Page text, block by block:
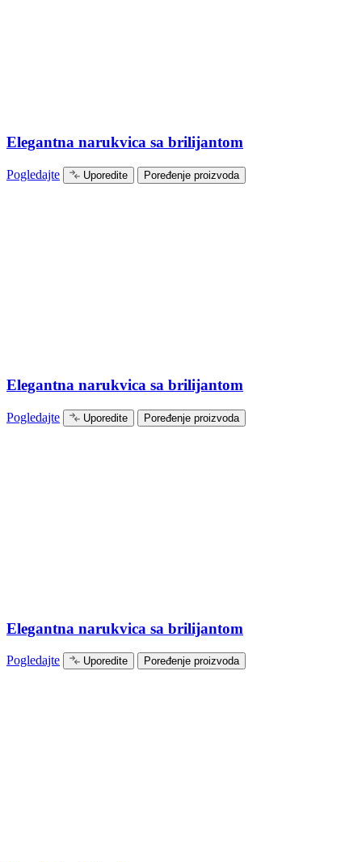
Elegantna narukvica sa brilijantom
Pogledajte Uporedite Poređenje proizvoda
Elegantna narukvica sa brilijantom
Pogledajte Uporedite Poređenje proizvoda
Elegantna narukvica sa brilijantom
Pogledajte Uporedite Poređenje proizvoda